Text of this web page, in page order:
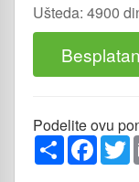
Ušteda: 4900
Podelite ovu
Share